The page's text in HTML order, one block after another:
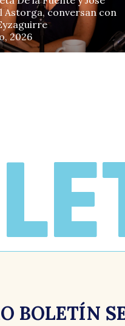
Astorga, conversan con
2026
BOLETÍN